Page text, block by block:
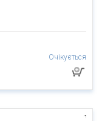
Очікується